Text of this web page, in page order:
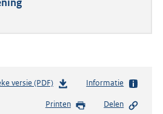
versie (PDF)b
s
Informatie
Printen Delen